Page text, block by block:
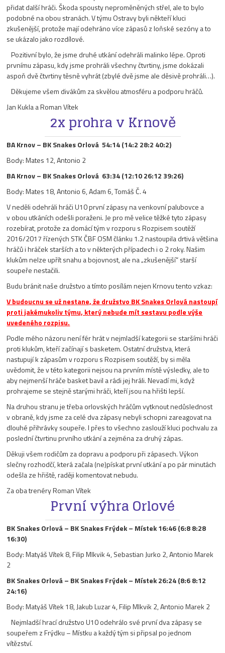
přidat další hráči. Škoda spousty neproměněných střel, ale to bylo
podobné na obou stranách. V týmu Ostravy byli někteří kluci
zkušenější, protože mají odehráno více zápasů z loňské sezóny a to
se ukázalo jako rozdílové.
Pozitivní bylo, že jsme druhé utkání odehráli malinko lépe. Oproti
prvnímu zápasu, kdy jsme prohráli všechny čtvrtiny, jsme dokázali
aspoň dvě čtvrtiny těsně vyhrát (zbylé dvě jsme ale děsivě prohráli…).
Děkujeme všem divákům za skvělou atmosféru a podporu hráčů.
Jan Kukla a Roman Vítek
2x prohra v Krnově
BA Krnov – BK Snakes Orlová 54:14 (14:2 28:2 40:2)
Body: Mates 12, Antonio 2
BA Krnov – BK Snakes Orlová 63:34 (12:10 26:12 39:26)
Body: Mates 18, Antonio 6, Adam 6, Tomáš Č. 4
V neděli odehráli hráči U10 první zápasy na venkovní palubovce a
v obou utkáních odešli poraženi. Je pro mě velice těžké tyto zápasy
rozebírat, protože za domácí tým v rozporu s Rozpisem soutěží
2016/2017 řízených STK ČBF OSM článku 1.2 nastoupila drtivá většina
hráčů i hráček starších a to v některých případech i o 2 roky. Našim
klukům nelze upřít snahu a bojovnost, ale na „zkušenější“ starší
soupeře nestačili.
Budu bránit naše družstvo a tímto posílám nejen Krnovu tento vzkaz:
V budoucnu se už nestane, že družstvo BK Snakes Orlová nastoupí
proti jakémukoliv týmu, který nebude mít sestavu podle výše
uvedeného rozpisu.
Podle mého názoru není fér hrát v nejmladší kategorii se staršími hráči
proti klukům, kteří začínají s basketem. Ostatní družstva, která
nastupují k zápasům v rozporu s Rozpisem soutěží, by si měla
uvědomit, že v této kategorii nejsou na prvním místě výsledky, ale to
aby nejmenší hráče basket bavil a rádi jej hráli. Nevadí mi, když
prohrajeme se stejně starými hráči, kteří jsou na hřišti lepší.
Na druhou stranu je třeba orlovských hráčům vytknout nedůslednost
v obraně, kdy jsme za celé dva zápasy nebyli schopni zareagovat na
dlouhé přihrávky soupeře. I přes to všechno zaslouží kluci pochvalu za
poslední čtvrtinu prvního utkání a zejména za druhý zápas.
Děkuji všem rodičům za dopravu a podporu při zápasech. Výkon
slečny rozhodčí, která začala (ne)pískat první utkání a po pár minutách
odešla ze hřiště, raději komentovat nebudu.
Za oba trenéry Roman Vítek
První výhra Orlové
BK Snakes Orlová – BK Snakes Frýdek – Místek 16:46 (6:8 8:28
16:30)
Body: Matyáš Vítek 8, Filip Mlkvik 4, Sebastian Jurko 2, Antonio Marek
2
BK Snakes Orlová – BK Snakes Frýdek – Místek 26:24 (8:6 8:12
24:16)
Body: Matyáš Vítek 18, Jakub Luzar 4, Filip Mlkvik 2, Antonio Marek 2
Nejmladší hrací družstvo U10 odehrálo své první dva zápasy se
soupeřem z Frýdku – Místku a každý tým si připsal po jednom
vítězství.